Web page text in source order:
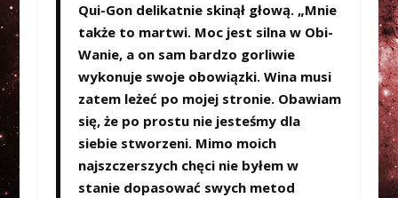
Qui-Gon delikatnie skinął głową. „Mnie
także to martwi. Moc jest silna w Obi-
Wanie, a on sam bardzo gorliwie
wykonuje swoje obowiązki. Wina musi
zatem leżeć po mojej stronie. Obawiam
się, że po prostu nie jesteśmy dla
siebie stworzeni. Mimo moich
najszczerszych chęci nie byłem w
stanie dopasować swych metod